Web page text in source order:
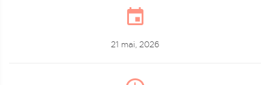
21 mai, 2026